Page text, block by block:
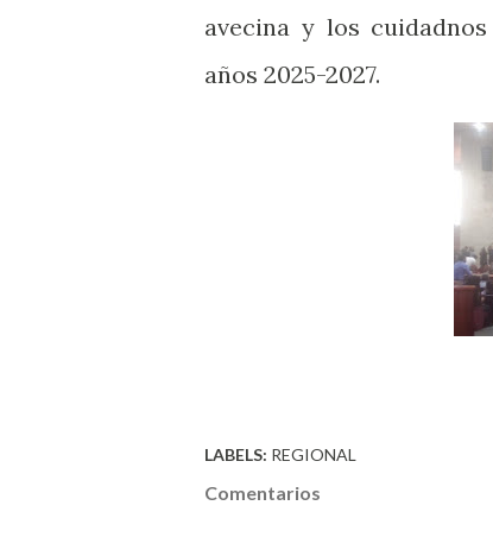
avecina y los
años 2025-2027.
LABELS: REGIONAL
Comentarios